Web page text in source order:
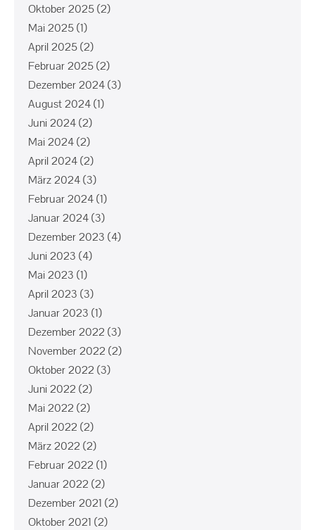
Oktober 2025(2)
Mai 2025(1)
April 2025(2)
Februar 2025(2)
Dezember 2024(3)
August 2024(1)
Juni 2024(2)
Mai 2024(2)
April 2024(2)
März 2024(3)
Februar 2024(1)
Januar 2024(3)
Dezember 2023 (4)
Juni 2023 (4)
Mai 2023 (1)
April 2023 (3)
Januar 2023 (1)
Dezember 2022 (3)
November 2022 (2)
Oktober 2022 (3)
Juni 2022 (2)
Mai 2022 (2)
April 2022 (2)
März 2022 (2)
Februar 2022 (1)
Januar 2022 (2)
Dezember 2021 (2)
Oktober 2021 (2)